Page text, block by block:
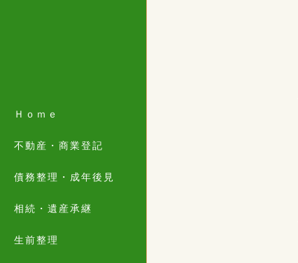
Ｈｏｍｅ
不動産・商業登記
債務整理・成年後見
相続・遺産承継
生前整理